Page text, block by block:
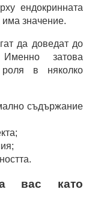
ендокринната
има значение.
да доведат до
затова
роля в няколко
съдържание
вас като